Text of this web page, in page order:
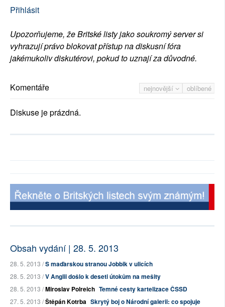
Přihlásit
Upozorňujeme, že Britské listy jako soukromý server si
vyhrazují právo blokovat přístup na diskusní fóra
jakémukoliv diskutérovi, pokud to uznají za důvodné.
nejnovější oblíbené
Komentáře
Diskuse je prázdná.
Obsah vydání | 28. 5. 2013
28. 5. 2013 /S maďarskou stranou Jobbik v ulicích
28. 5. 2013 /V Anglii došlo k deseti útokům na mešity
28. 5. 2013 /Miroslav Polreich Temné cesty kartelizace ČSSD
27. 5. 2013 /Štěpán Kotrba Skrytý boj o Národní galerii: co spojuje